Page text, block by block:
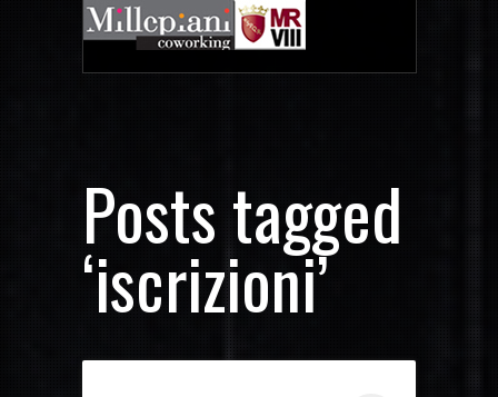
Posts tagged
‘iscrizioni’